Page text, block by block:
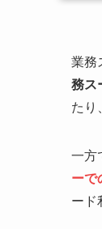
業務
務ス
たり
一方
ーで
ード